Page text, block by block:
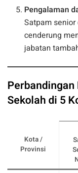
Pengalaman
Satpam
cenderung
jabatan
Sekolah di 5
Kota /
Provinsi